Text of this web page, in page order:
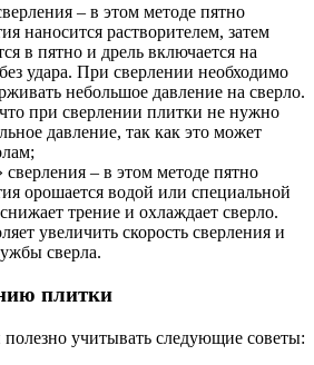
– в этом методе пятно
наносится растворителем, затем
в пятно и дрель включается на
удара. При сверлении необходимо
небольшое давление на сверло.
при сверлении плитки не нужно
давление, так как это может
– в этом методе пятно
орошается водой или специальной
трение и охлаждает сверло.
увеличить скорость сверления и
сверла.
плитки
учитывать следующие советы: